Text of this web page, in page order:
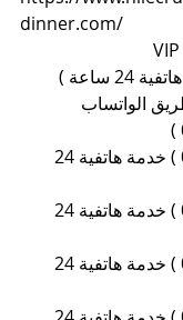
dinner.com/
ساعة )
الواتساب